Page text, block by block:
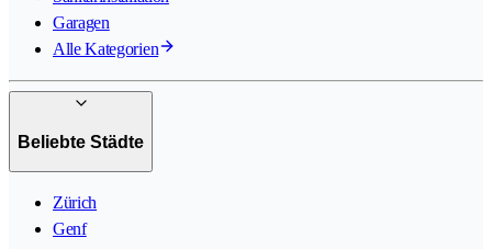
Garagen
Alle Kategorien
Beliebte Städte
Zürich
Genf